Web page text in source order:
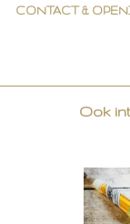
CONTACT &
Ook